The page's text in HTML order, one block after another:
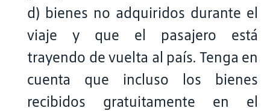
d) bienes no adquiridos durante el
viaje y que el pasajero está
trayendo de vuelta al país. Tenga en
cuenta que incluso los bienes
recibidos gratuitamente en el